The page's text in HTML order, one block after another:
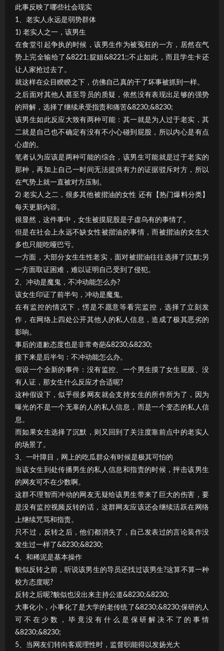
此事反映了哪些社会现实
1、老实人永远是弱势群体
1) 老实人之一，该男生
在食堂引起争执的时候，该男生作为被冤枉的一方，居然在气
势上完全输给了&8221;腚姐&8221;;不止如此，而且学生卡还
让人家抢过去了。
就这样在众目睽睽之下，仿佛自己真的干了坏事被抓到一样。
之后面对其他人甚至导员的质疑，依然没有表现出足够的强势
的辩解，选择了继续承受指责和痛苦&8230;&8230;
该男生如此反应大致有两种可能：其一就是为人过于老实，其
二就是自己也不确定有没有不小心碰到屁股，所以内心是有点
心虚的。
笔者认为应该是两种可能的综合，该男生可能就是过于老实的
那种，再加上自己一时间无法提供有力的证据驳斥对方，所以
在气势上就一直被对方压制。
2) 老实人之二，很多其他被揩油的女性 还有【热门爆料分类】
每天更新内容。
很显然，这件事中，女生被摸屁股是子虚乌有的事情了。
但是在社会上永远不缺女性被揩油的事情，而被揩油的女生大
多也只能吃哑巴亏。
一方面，大部分女生生性老实，面对被揩油往往选择了沉默;另
一方面取证困难，难以证明自己受到了侵犯。
2、冲动是魔鬼，不冲动能怎么办?
该女生印证了前半句，冲动是魔鬼。
在有监控的情况下，愣是不愿意等看完监控，选择了立刻发
作，在网络上四处公开其他人的私人信息，造成了极其恶劣的
影响。
事后的道歉态度也是非常奇葩&8230;&8230;
接下来是后半句：不冲动能怎么办。
假设一个全新的事件：没有监控、一个男生摸了女生屁股、没
有人证，那女生什么反应才合适呢?
这种假设下，似乎很多网友就会支持女生的所作所为了，因为
曝光的不是一个无辜的人的私人信息，而是一个变态的私人信
息。
而如果女生选择了沉默，则又回到了关注度靠前点中的老实人
的场景了。
3、一叶障目，网上的吃瓜群众有时候是极其可怕的
当该女生到处传播男生的私人信息和指责的时候，抨击该男生
的网友可不在少数啊。
这群不理智而冲动的网友无疑给该男生带来了巨大的伤害，要
是没有监控视频反转的话，这群网友应该还会继续活跃在网络
上继续咒骂和指责。
只不过，反转之后，他们都消失了，自己发表过的言论装作没
发生过一样了&8230;&8230;
4、和稀泥是基本操作
貌似反转之前，听说该男生的导员还找过该男生?这算不算一种
校方态度呢?
反转之后呢?貌似也没出来主持公道&8230;&8230;
大事化小，小事化了是大学的老传统了&8230;&8230;保研的人
可不在少数，毕竟没有什么是保研解决不了的事情
&8230;&8230;
5、当网友们转向客观理性时，监督职能得以发扬光大